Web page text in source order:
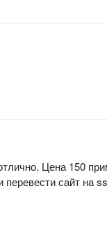
Цена 150
сайт на